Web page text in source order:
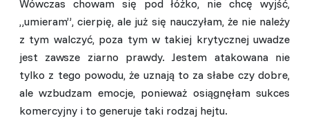
Wówczas chowam się pod łóżko, nie chcę wyjść,
„umieram”, cierpię, ale już się nauczyłam, że nie należy
z tym walczyć, poza tym w takiej krytycznej uwadze
jest zawsze ziarno prawdy. Jestem atakowana nie
tylko z tego powodu, że uznają to za słabe czy dobre,
ale wzbudzam emocje, ponieważ osiągnęłam sukces
komercyjny i to generuje taki rodzaj hejtu.